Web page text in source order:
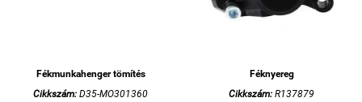
Fékmunkahenger tömítés
Cikkszám: D35-MO301360
Féknyereg
Cikkszám: R137879